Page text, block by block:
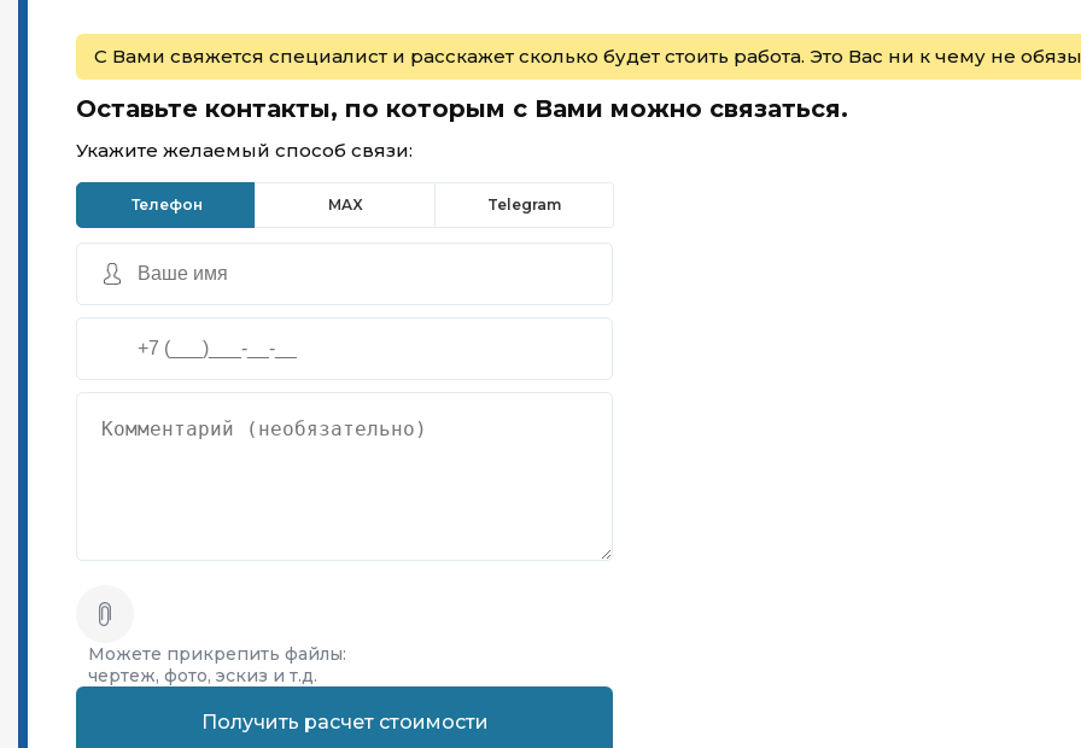
С Вами свяжется специалист и расскажет сколько будет стоить работа. Это Вас ни к чему не
Оставьте контакты, по которым с Вами можно связаться.
Укажите желаемый способ связи:
Телефон MAX Telegram
Можете прикрепить файлы:
чертеж, фото, эскиз и т.д.
Получить расчет стоимости